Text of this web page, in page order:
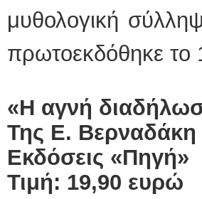
μυθολογική
πρωτοεκδόθηκε το
«Η αγνή
Της Ε. Βερναδάκη
Εκδόσεις «Πηγή»
Τιμή: 19,90 ευρώ